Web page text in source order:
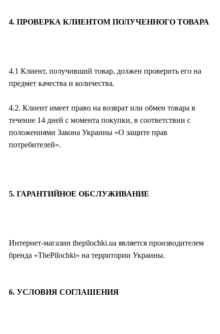
4. ПРОВЕРКА КЛИЕНТОМ ПОЛУЧЕННОГО ТОВАРА
4.1 Клиент, получивший товар, должен проверить его на
предмет качества и количества.
4.2. Клиент имеет право на возврат или обмен товара в
течение 14 дней с момента покупки, в соответствии с
положениями Закона Украины «О защите прав
потребителей».
5. ГАРАНТИЙНОЕ ОБСЛУЖИВАНИЕ
Интернет-магазин thepilochki.ua является производителем
бренда «ThePilochki» на территории Украины.
6. УСЛОВИЯ СОГЛАШЕНИЯ